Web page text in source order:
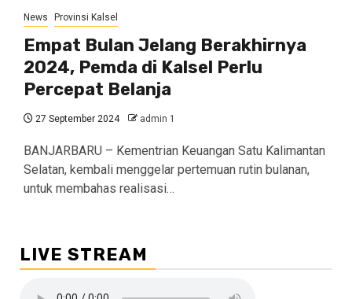
News Provinsi Kalsel
Empat Bulan Jelang Berakhirnya
2024, Pemda di Kalsel Perlu
Percepat Belanja
27 September 2024 admin 1
BANJARBARU – Kementrian Keuangan Satu Kalimantan
Selatan, kembali menggelar pertemuan rutin bulanan,
untuk membahas realisasi…
LIVE STREAM